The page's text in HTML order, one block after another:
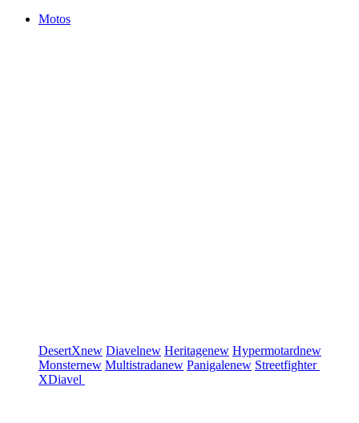
Motos
DesertXnew Diavelnew Heritagenew Hypermotardnew
Monsternew Multistradanew Panigalenew Streetfighter
XDiavel